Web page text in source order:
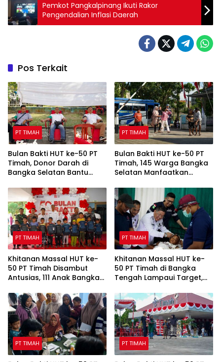
Pemkot Pangkalpinang Ikuti Rakor
Pengendalian Inflasi Daerah
Pos Terkait
PT TIMAH
Bulan Bakti HUT ke-50 PT
Timah, Donor Darah di
Bangka Selatan Bantu
PT TIMAH
Bulan Bakti HUT ke-50 PT
Timah, 145 Warga Bangka
Selatan Manfaatkan
Gratis
PT TIMAH
Khitanan Massal HUT ke-
50 PT Timah Disambut
Antusias, 111 Anak Bangka
PT TIMAH
Khitanan Massal HUT ke-
50 PT Timah di Bangka
Tengah Lampaui Target,
PT TIMAH PT TIMAH